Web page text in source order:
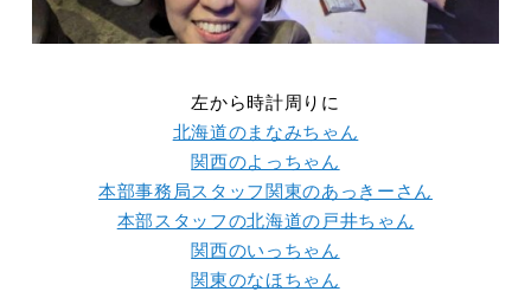
左から時計周りに
北海道のまなみちゃん
関西のよっちゃん
本部事務局スタッフ関東のあっきーさん
本部スタッフの北海道の戸井ちゃん
関西のいっちゃん
関東のなほちゃん